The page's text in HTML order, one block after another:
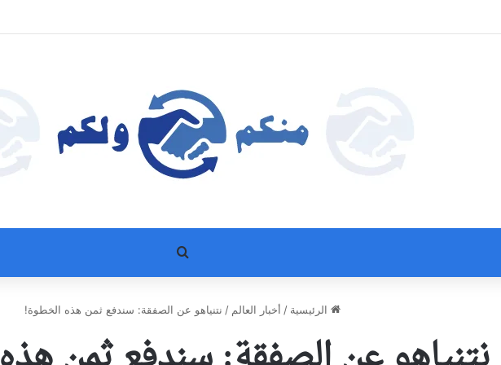
بحث عن
الرئيسية / أخبار العالم / نتنياهو عن الصفقة: سندفع ثمن هذه الخطوة!